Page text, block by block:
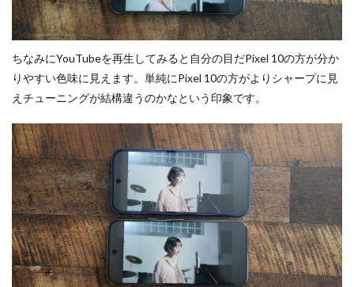
ちなみにYouTubeを再生してみると自分の目だPixel 10の方が分か
りやすい色味に見えます。単純にPixel 10の方がよりシャープに見
えチューニングが結構違うのかなという印象です。